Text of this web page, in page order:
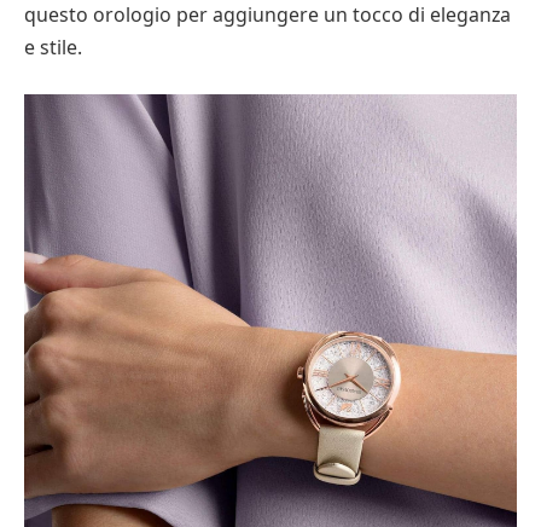
questo orologio per aggiungere un tocco di eleganza
e stile.